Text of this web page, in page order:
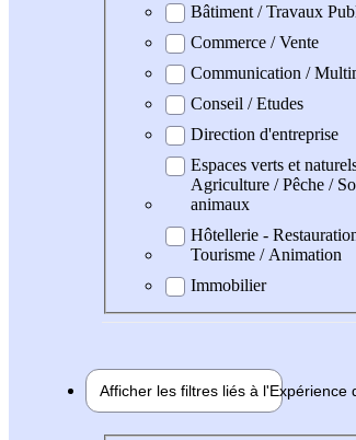
Bâtiment / Travaux
Commerce / Vente
Communication /
Conseil / Etudes
Direction d'entreprise
Espaces verts et
Agriculture / Pêche /
animaux
Hôtellerie -
Tourisme / Animation
Immobilier
Afficher les filtres liés à l'Expérience